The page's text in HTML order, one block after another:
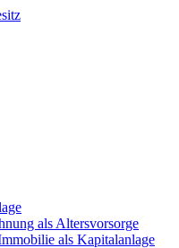
als Altersvorsorge
als Kapitalanlage